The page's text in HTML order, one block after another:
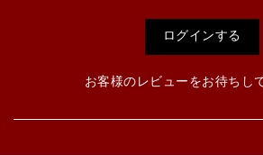
ログインする
お客様のレビューをお待ちし